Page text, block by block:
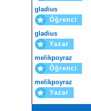
gladius
Öğrenci
gladius
Yazar
melikpoyraz
Öğrenci
melikpoyraz
Yazar